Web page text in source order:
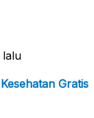
lalu
Gratis